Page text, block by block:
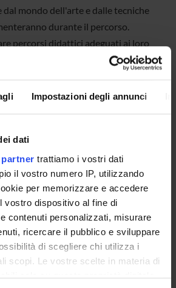
Impostazioni degli annunci
dati
trattiamo i vostri dati
il vostro numero IP, utilizzando
per memorizzare e accedere
vostro dispositivo al fine di
contenuti personalizzati, misurare
ricercare il pubblico e sviluppare
di scegliere chi utilizza i
scopi. Le vostre scelte in materia di
solo su questa proprietà digitale
dal mondo dell'arte e dalle tecniche
durante il percorso.
percorsi didattici adeguati ai loro
consapevole le prospettive
il Corso.